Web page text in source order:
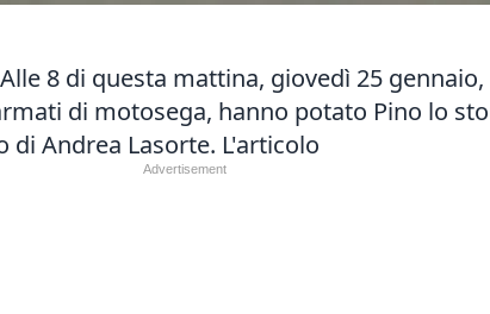
8 di questa mattina, giovedì 25
di motosega, hanno potato Pino lo
di Andrea Lasorte. L'articolo